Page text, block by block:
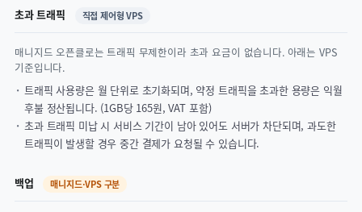
초과 트래픽 직접 제어형 VPS
매니지드 오픈클로는 트래픽 무제한이라 초과 요금이 없습니다. 아래는 VPS
기준입니다.
트래픽 사용량은 월 단위로 초기화되며, 약정 트래픽을 초과한 용량은 익월
후불 정산됩니다. (1GB당 165원, VAT 포함)
초과 트래픽 미납 시 서비스 기간이 남아 있어도 서버가 차단되며, 과도한
트래픽이 발생할 경우 중간 결제가 요청될 수 있습니다.
백업 매니지드·VPS 구분